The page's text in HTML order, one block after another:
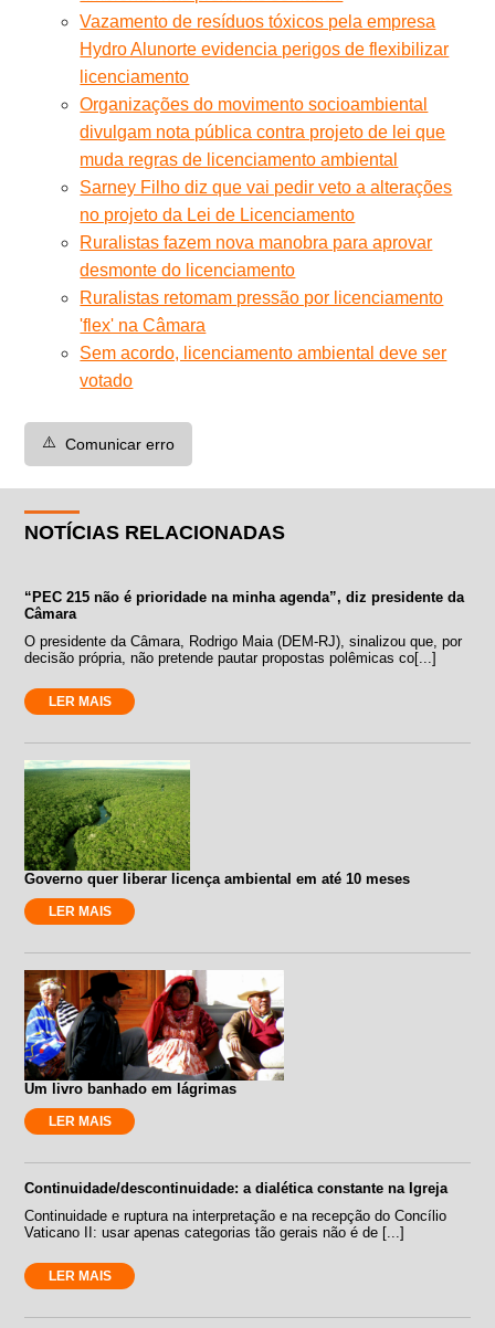
Vazamento de resíduos tóxicos pela empresa
Hydro Alunorte evidencia perigos de flexibilizar
licenciamento
Organizações do movimento socioambiental
divulgam nota pública contra projeto de lei que
muda regras de licenciamento ambiental
Sarney Filho diz que vai pedir veto a alterações
no projeto da Lei de Licenciamento
Ruralistas fazem nova manobra para aprovar
desmonte do licenciamento
Ruralistas retomam pressão por licenciamento
'flex' na Câmara
Sem acordo, licenciamento ambiental deve ser
votado
⚠️ Comunicar erro
NOTÍCIAS RELACIONADAS
“PEC 215 não é prioridade na minha agenda”, diz presidente da
Câmara
O presidente da Câmara, Rodrigo Maia (DEM-RJ), sinalizou que, por
decisão própria, não pretende pautar propostas polêmicas co[...]
LER MAIS
Governo quer liberar licença ambiental em até 10 meses
LER MAIS
Um livro banhado em lágrimas
LER MAIS
Continuidade/descontinuidade: a dialética constante na Igreja
Continuidade e ruptura na interpretação e na recepção do Concílio
Vaticano II: usar apenas categorias tão gerais não é de [...]
LER MAIS